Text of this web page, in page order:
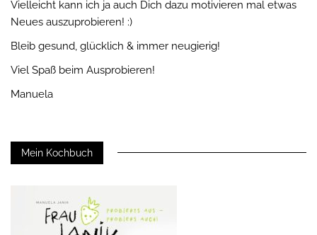
Vielleicht kann ich ja auch Dich dazu motivieren mal etwas
Neues auszuprobieren! :)
Bleib gesund, glücklich & immer neugierig!
Viel Spaß beim Ausprobieren!
Manuela
Mein Kochbuch